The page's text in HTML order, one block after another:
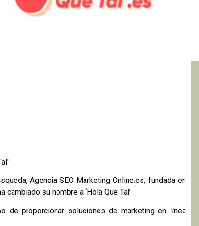
Agencia SEO Marketing Online.es, fundada en
su nombre a ‘Hola Que Tal’
de proporcionar soluciones de marketing en línea